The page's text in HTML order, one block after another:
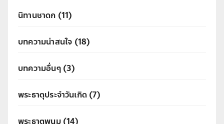
นิทานชาดก (11)
บทความน่าสนใจ (18)
บทความอื่นๆ(3)
พระธาตุประจำวันเกิด (7)
พระธาตุพนม(14)